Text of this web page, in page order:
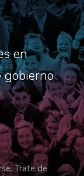
en
gobierno
Trate de